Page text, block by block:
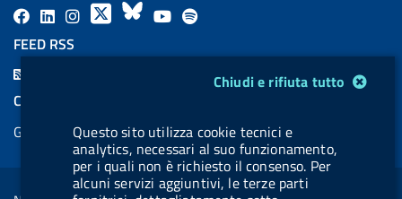
Chiudi e rifiuta tutto
Questo sito utilizza cookie tecnici e
analytics, necessari al suo funzionamento,
per i quali non è richiesto il consenso. Per
alcuni servizi aggiuntivi, le terze parti
F
a
c
L
i
n
b
.
b
u
X
B
u
k
y
Y
u
b
e
l
b
.
b
u
FEED RSS
COOKIES
Gestione cookie
Sezione Link Utili